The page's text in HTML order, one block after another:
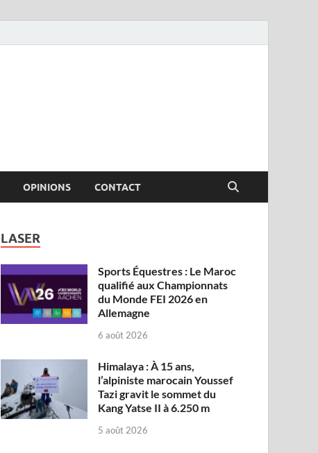
OPINIONS CONTACT
LASER
Sports Équestres : Le Maroc
qualifié aux Championnats
du Monde FEI 2026 en
Allemagne
6 août 2026
Himalaya : À 15 ans,
l’alpiniste marocain Youssef
Tazi gravit le sommet du
Kang Yatse II à 6.250 m
5 août 2026